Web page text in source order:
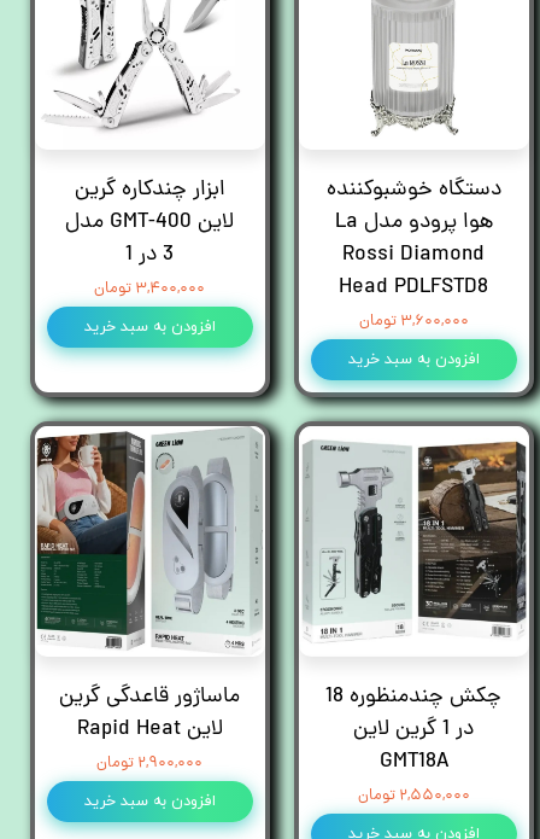
دستگاه خوشبوکننده
هوا پرودو مدل La
Rossi Diamond
Head PDLFSTD8
۳,۶۰۰,۰۰۰ تومان
افزودن به سبد خرید
ابزار چندکاره گرین
لاین GMT-400 مدل
3 در 1
۳,۴۰۰,۰۰۰ تومان
افزودن به سبد خرید
چکش چند‌منظوره 18
در 1 گرین لاین
GMT18A
۲,۵۵۰,۰۰۰ تومان
افزودن به سبد خرید
ماساژور قاعدگی گرین
لاین Rapid Heat
۲,۹۰۰,۰۰۰ تومان
افزودن به سبد خرید